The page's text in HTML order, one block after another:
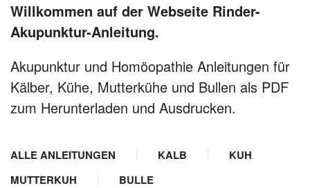
Willkommen auf der Webseite Rinder-
Akupunktur-Anleitung.
Akupunktur und Homöopathie Anleitungen für
Kälber, Kühe, Mutterkühe und Bullen als PDF
zum Herunterladen und Ausdrucken.
ALLE ANLEITUNGEN KALB
KUH
MUTTERKUH
BULLE